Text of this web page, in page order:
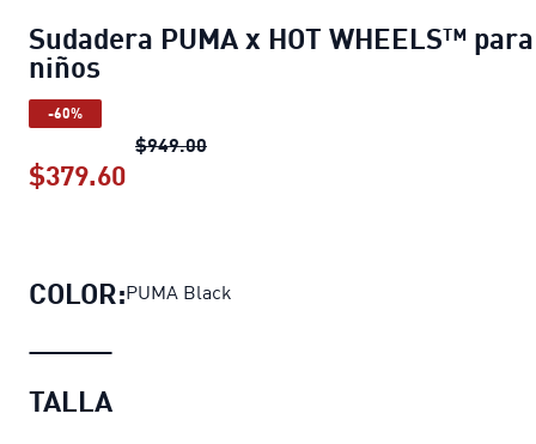
Sudadera PUMA x HOT WHEELS™ para
niños
-60%
$949.00Sudadera PUMA x HOT WHEELS™
$379.60
COLOR:PUMA Black
TALLA